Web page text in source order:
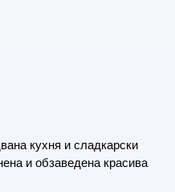
кухня и сладкарски
и обзаведена красива